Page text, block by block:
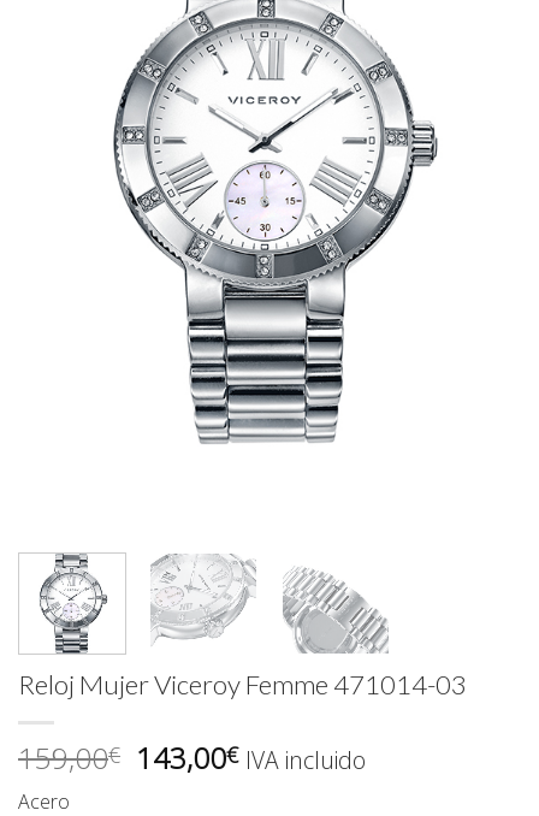
Reloj Mujer Viceroy Femme 471014-03
159,00€ El
precio
143,00€ElIVA incluido
Acero